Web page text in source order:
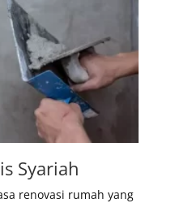
Syariah
renovasi rumah yang